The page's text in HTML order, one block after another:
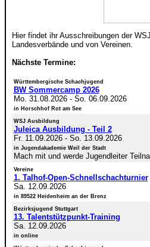
Hier findet ihr Ausschreibungen der
Landesverbände und von Vereinen.
Nächste Termine:
Württembergische Schachjugend
BW Sommercamp 2026
Mo. 31.08.2026- So. 06.09.2026
in Horschhof Rot am See
WSJ Ausbildung
Juleica Ausbildung - Teil 2
Fr. 11.09.2026- So. 13.09.2026
in Jugendakademie Weil der Stadt
Mach mit und werde Jugendleiter
Vereine
1. Talhof-Open-Schnellschachturnier
Sa. 12.09.2026
in 89522 Heidenheim an der Brenz
Bezirksjugend Stuttgart
13. Talentstützpunkt-Training
Sa. 12.09.2026
in online